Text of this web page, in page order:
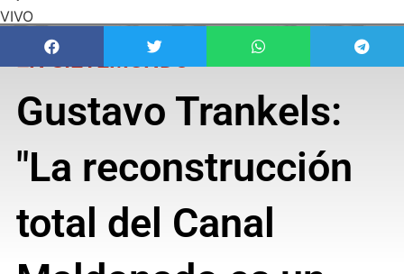
VIVO
EN SIETEMUNDO
Gustavo Trankels:
"La reconstrucción
total del Canal